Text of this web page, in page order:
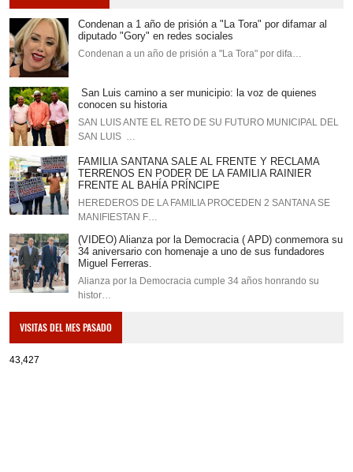
Condenan a 1 año de prisión a "La Tora" por difamar al
diputado "Gory" en redes sociales
Condenan a un año de prisión a "La Tora" por difa…
San Luis camino a ser municipio: la voz de quienes
conocen su historia
SAN LUIS ANTE EL RETO DE SU FUTURO MUNICIPAL DEL
SAN LUIS …
FAMILIA SANTANA SALE AL FRENTE Y RECLAMA
TERRENOS EN PODER DE LA FAMILIA RAINIER
FRENTE AL BAHÍA PRÍNCIPE
HEREDEROS DE LA FAMILIA PROCEDEN 2 SANTANA SE
MANIFIESTAN F…
(VIDEO) Alianza por la Democracia ( APD) conmemora su
34 aniversario con homenaje a uno de sus fundadores
Miguel Ferreras.
Alianza por la Democracia cumple 34 años honrando su
histor…
VISITAS DEL MES PASADO
43,427